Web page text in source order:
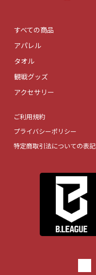
すべての商品
アパレル
タオル
観戦グッズ
アクセサリー
ご利用規約
プライバシーポリシー
特定商取引法についての表記